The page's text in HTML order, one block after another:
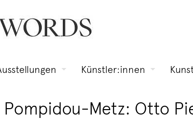
Künstler:innen
Metz: Otto